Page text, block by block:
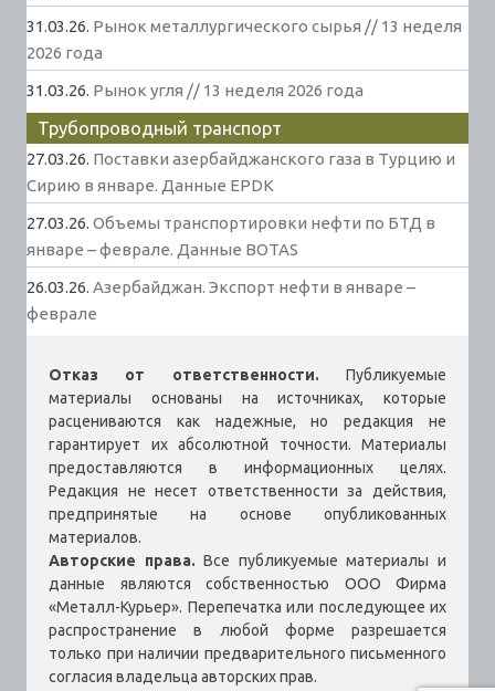
31.03.26. Рынок металлургического сырья // 13 неделя
2026 года
31.03.26. Рынок угля // 13 неделя 2026 года
Трубопроводный транспорт
27.03.26. Поставки азербайджанского газа в Турцию и
Сирию в январе. Данные EPDK
27.03.26. Объемы транспортировки нефти по БТД в
январе – феврале. Данные BOTAS
26.03.26. Азербайджан. Экспорт нефти в январе –
феврале
Отказ от ответственности. Публикуемые
материалы основаны на источниках, которые
расцениваются как надежные, но редакция не
гарантирует их абсолютной точности. Материалы
предоставляются в информационных целях.
Редакция не несет ответственности за действия,
предпринятые на основе опубликованных
материалов.
Авторские права. Все публикуемые материалы и
данные являются собственностью ООО Фирма
«Металл-Курьер». Перепечатка или последующее их
распространение в любой форме разрешается
только при наличии предварительного письменного
согласия владельца авторских прав.